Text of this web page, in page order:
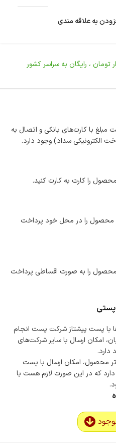
به علاقه مندی
تومان ، رایگان به سراسر کشور
انتخاب پرداخت در محل
ارائه می‌شود.
مبلغ با کارت‌های بانکی و اتصال به
الکترونیکی سداد) وجود دارد.
را کارت به کارت کنید.
محصول را در محل خود پرداخت
محصول را به صورت اقساطی پرداخت
با پست پیشتاز شرکت پست انجام
امکان ارسال با سایر شرکت‌های
محصول، امکان ارسال با پست
دارد که در این صورت لازم هست با